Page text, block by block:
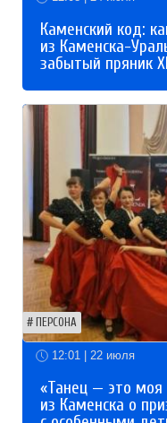
Каменский код:
из Каменска-
забытый пряник
ПЕРСОНА
12:01 | 22 июля
«Танец — это моя
из Каменска о